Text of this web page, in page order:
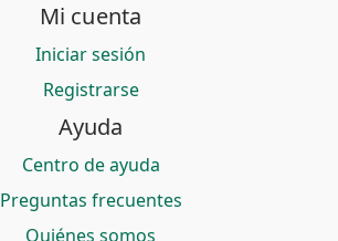
Mi cuenta
Iniciar sesión
Registrarse
Ayuda
Centro de ayuda
Preguntas frecuentes
Quiénes somos